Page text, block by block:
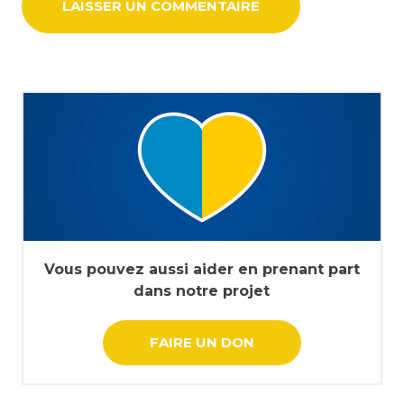
Vous pouvez aussi aider en prenant part
dans notre projet
FAIRE UN DON